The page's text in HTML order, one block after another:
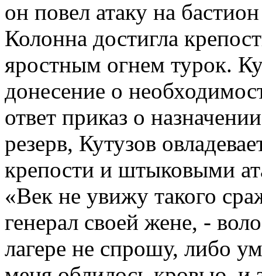
он повел атаку на
Колонна достигла
яростным огнем турок.
донесение о
ответ приказ о
резерв, Кутузов
крепости и штыковыми
«Век не увижу такого
генерал своей жене, -
лагере не спрошу, либо